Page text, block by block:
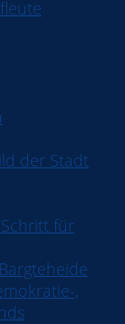
der Stadt
für
,